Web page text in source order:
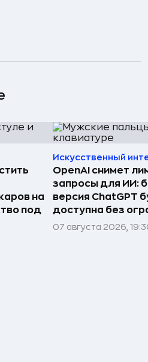
на
под
Искусственный
OpenAI снимет
запросы для ИИ:
версия ChatGPT
доступна без
07 августа 2026,